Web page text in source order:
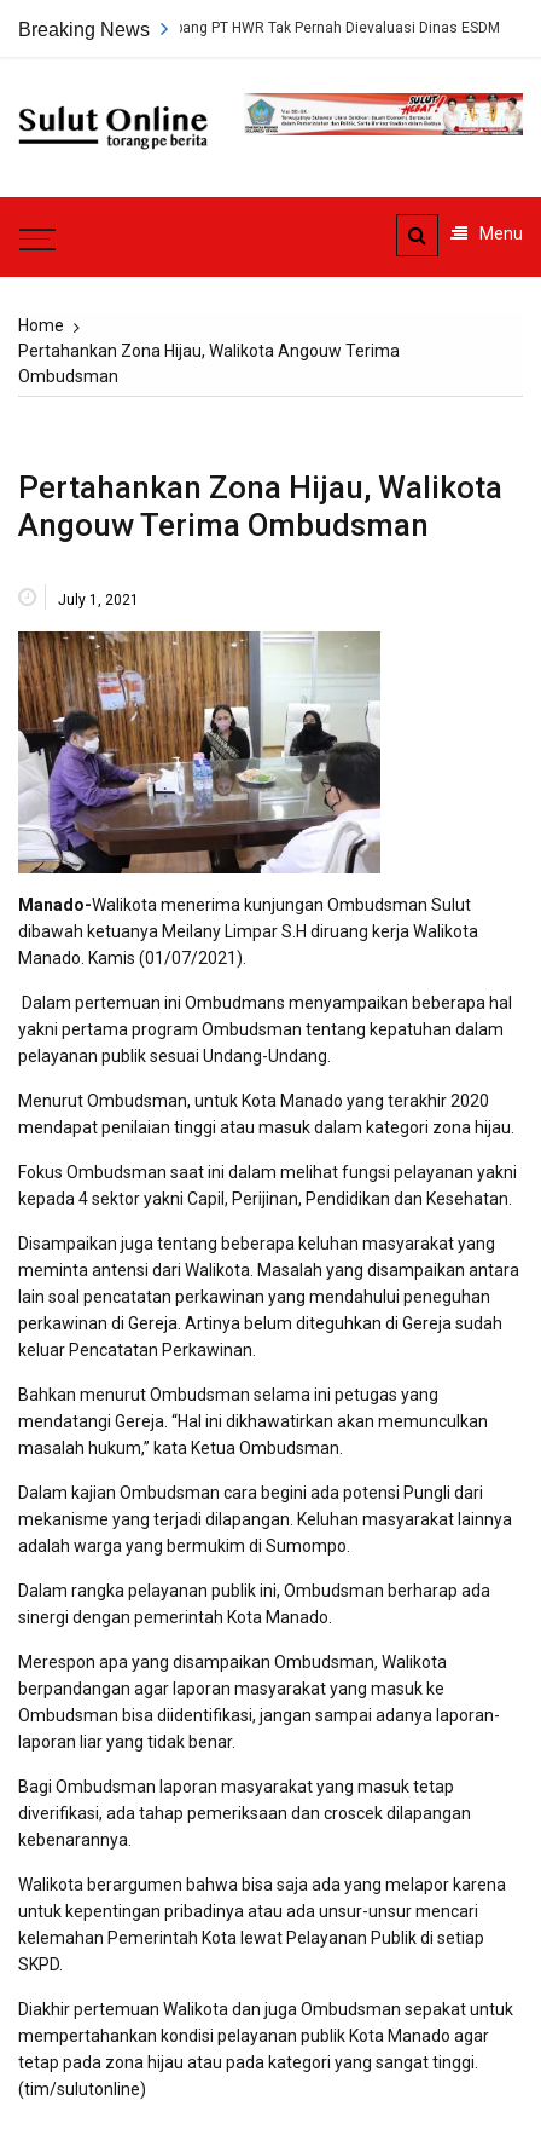
Breaking News
Tambang PT HWR Tak Pernah Dievaluasi Dinas ESDM
Sulut
Menu
Home
Pertahankan Zona Hijau, Walikota Angouw Terima
Ombudsman
Pertahankan Zona Hijau, Walikota
Angouw Terima Ombudsman
July 1, 2021
Manado-Walikota menerima kunjungan Ombudsman Sulut
dibawah ketuanya Meilany Limpar S.H diruang kerja Walikota
Manado. Kamis (01/07/2021).
Dalam pertemuan ini Ombudmans menyampaikan beberapa hal
yakni pertama program Ombudsman tentang kepatuhan dalam
pelayanan publik sesuai Undang-Undang.
Menurut Ombudsman, untuk Kota Manado yang terakhir 2020
mendapat penilaian tinggi atau masuk dalam kategori zona hijau.
Fokus Ombudsman saat ini dalam melihat fungsi pelayanan yakni
kepada 4 sektor yakni Capil, Perijinan, Pendidikan dan Kesehatan.
Disampaikan juga tentang beberapa keluhan masyarakat yang
meminta antensi dari Walikota. Masalah yang disampaikan antara
lain soal pencatatan perkawinan yang mendahului peneguhan
perkawinan di Gereja. Artinya belum diteguhkan di Gereja sudah
keluar Pencatatan Perkawinan.
Bahkan menurut Ombudsman selama ini petugas yang
mendatangi Gereja. “Hal ini dikhawatirkan akan memunculkan
masalah hukum,” kata Ketua Ombudsman.
Dalam kajian Ombudsman cara begini ada potensi Pungli dari
mekanisme yang terjadi dilapangan. Keluhan masyarakat lainnya
adalah warga yang bermukim di Sumompo.
Dalam rangka pelayanan publik ini, Ombudsman berharap ada
sinergi dengan pemerintah Kota Manado.
Merespon apa yang disampaikan Ombudsman, Walikota
berpandangan agar laporan masyarakat yang masuk ke
Ombudsman bisa diidentifikasi, jangan sampai adanya laporan-
laporan liar yang tidak benar.
Bagi Ombudsman laporan masyarakat yang masuk tetap
diverifikasi, ada tahap pemeriksaan dan croscek dilapangan
kebenarannya.
Walikota berargumen bahwa bisa saja ada yang melapor karena
untuk kepentingan pribadinya atau ada unsur-unsur mencari
kelemahan Pemerintah Kota lewat Pelayanan Publik di setiap
SKPD.
Diakhir pertemuan Walikota dan juga Ombudsman sepakat untuk
mempertahankan kondisi pelayanan publik Kota Manado agar
tetap pada zona hijau atau pada kategori yang sangat tinggi.
(tim/sulutonline)